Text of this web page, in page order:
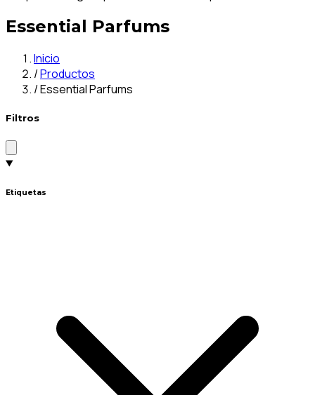
Essential Parfums
Inicio
/Productos
/Essential Parfums
Filtros
Etiquetas